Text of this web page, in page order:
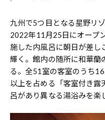
九州で5つ目となる星野リ
2022年11月25日にオープ
施した内風呂に朝日が差し
輝く。館内の随所に和華蘭
る。全51室の客室のうち
以上を占める「客室付き
呂があり異なる湯浴みを楽